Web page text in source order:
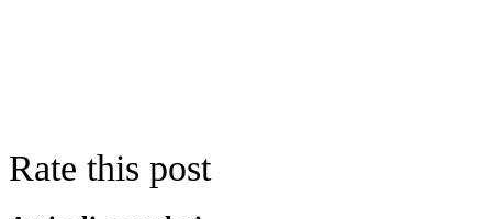
Rate this post